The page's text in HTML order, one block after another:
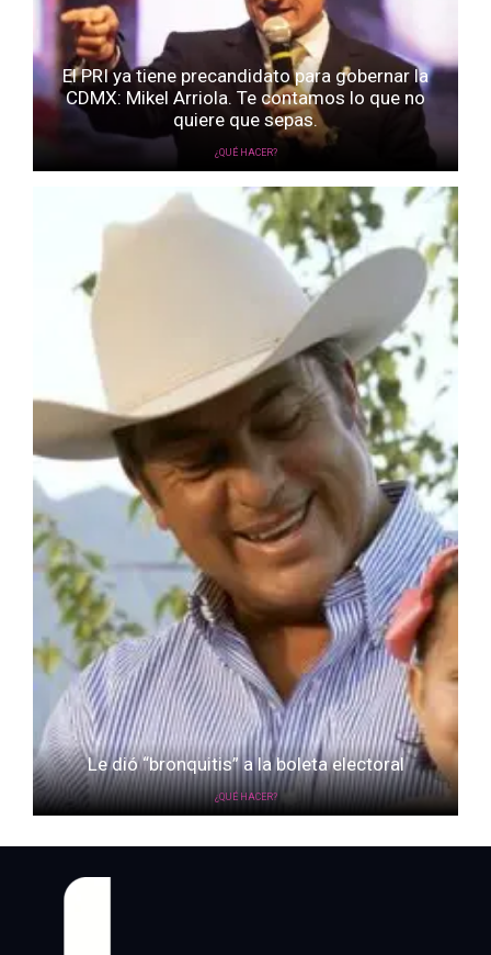
El PRI ya tiene precandidato para gobernar la
CDMX: Mikel Arriola. Te contamos lo que no
quiere que sepas.
¿QUÉ HACER?
Le dió “bronquitis” a la boleta electoral
¿QUÉ HACER?